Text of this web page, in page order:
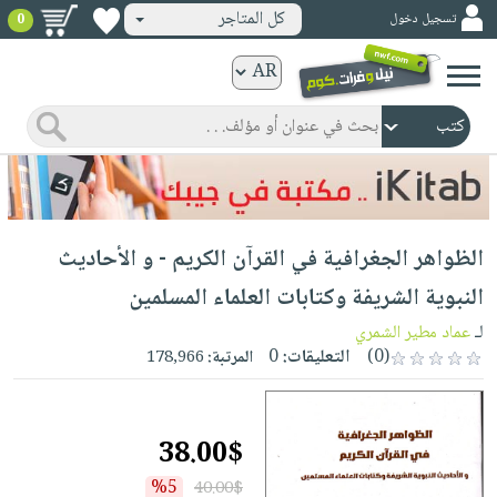
ورقية
المواضيع
صدر
حديثاً
الأكثر
مبيعاً
جوائز
شحن
مخفض
عروض
صفحات
مشوقة
كتب
الكترونية
الرئيسية
صدر
حديثاً
الأكثر
مبيعاً
كتب
مجانية
صوتية
الصفحة
الرئيسية
حدود
أطفال
الصفحةوسائل
تسجيل دخول كل المتاجر 0
الظواهر الجغرافية في القرآن الكريم - و الأحاديث
النبوية الشريفة وكتابات العلماء المسلمين
لـعماد مطير الشمري
(0)
التعليقات:0 المرتبة:178,966
38.00$
40.00$
%5